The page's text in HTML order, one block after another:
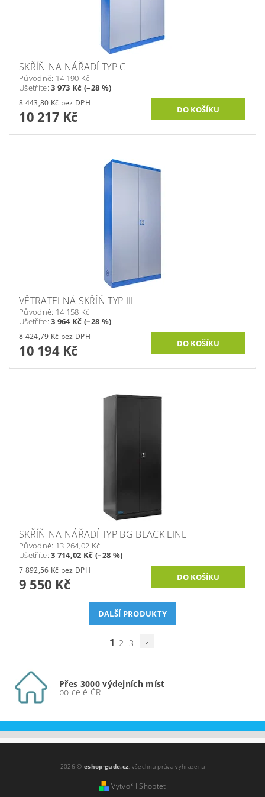
SKŘÍŇ NA NÁŘADÍ TYP C
Původně: 14 190 Kč
Ušetříte:3 973 Kč (–28 %)
8 443,80 Kč bez DPH
10 217 Kč
VĚTRATELNÁ SKŘÍŇ TYP III
Původně: 14 158 Kč
Ušetříte:3 964 Kč (–28 %)
8 424,79 Kč bez DPH
10 194 Kč
SKŘÍŇ NA NÁŘADÍ TYP BG BLACK LINE
Původně: 13 264,02 Kč
Ušetříte:3 714,02 Kč (–28 %)
7 892,56 Kč bez DPH
9 550 Kč
DALŠÍ PRODUKTY
1 2 3
Přes 3000 výdejních míst
po celé ČR
2026 ©eshop-gude.cz, všechna práva vyhrazena
Vytvořil Shoptet